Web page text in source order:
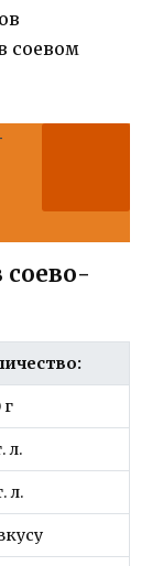
соевом
соево-
г
л.
л.